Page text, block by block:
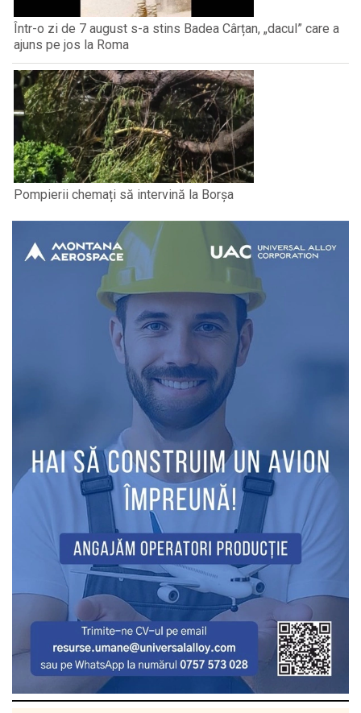
Într-o zi de 7 august s-a stins Badea Cârțan, „dacul” care a
ajuns pe jos la Roma
Pompierii chemați să intervină la Borșa